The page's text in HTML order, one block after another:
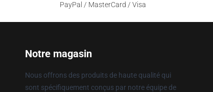
PayPal / MasterCard / Visa
Notre magasin
Nous offrons des produits de haute qualité qui
sont spécifiquement conçus par notre équipe de